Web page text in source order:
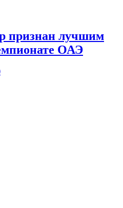
признан лучшим
ОАЭ